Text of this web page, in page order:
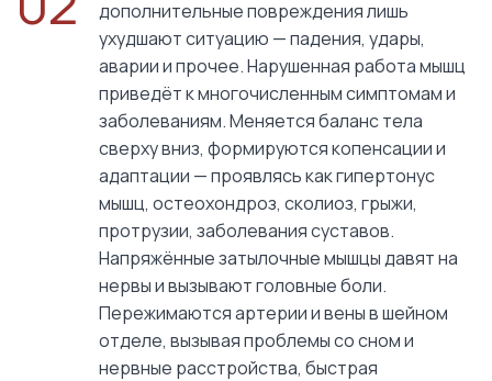
дополнительные повреждения лишь
ухудшают ситуацию — падения, удары,
аварии и прочее. Нарушенная работа мышц
приведёт к многочисленным симптомам и
заболеваниям. Меняется баланс тела
сверху вниз, формируются копенсации и
адаптации — проявлясь как гипертонус
мышц, остеохондроз, сколиоз, грыжи,
протрузии, заболевания суставов.
Напряжённые затылочные мышцы давят на
нервы и вызывают головные боли.
Пережимаются артерии и вены в шейном
отделе, вызывая проблемы со сном и
нервные расстройства, быстрая